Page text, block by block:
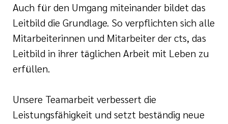
Auch für den Umgang miteinander bildet das
Leitbild die Grundlage. So verpflichten sich alle
Mitarbeiterinnen und Mitarbeiter der cts, das
Leitbild in ihrer täglichen Arbeit mit Leben zu
erfüllen.
Unsere Teamarbeit verbessert die
Leistungsfähigkeit und setzt beständig neue